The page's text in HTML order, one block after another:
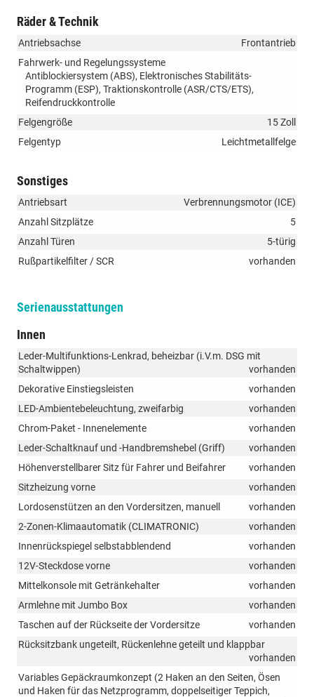
Räder & Technik
Antriebsachse
Frontantrieb
Fahrwerk- und Regelungssysteme
Antiblockiersystem (ABS), Elektronisches Stabilitäts-
Programm (ESP), Traktionskontrolle (ASR/CTS/ETS),
Reifendruckkontrolle
Felgengröße
15 Zoll
Felgentyp
Leichtmetallfelge
Sonstiges
Antriebsart
Verbrennungsmotor (ICE)
Anzahl Sitzplätze
5
Anzahl Türen
5-türig
Rußpartikelfilter / SCR
vorhanden
Serienausstattungen
Innen
Leder-Multifunktions-Lenkrad, beheizbar (i.V.m. DSG mit
Schaltwippen)
vorhanden
Dekorative Einstiegsleisten
vorhanden
LED-Ambientebeleuchtung, zweifarbig
vorhanden
Chrom-Paket - Innenelemente
vorhanden
Leder-Schaltknauf und -Handbremshebel (Griff)
vorhanden
Höhenverstellbarer Sitz für Fahrer und Beifahrer
vorhanden
Sitzheizung vorne
vorhanden
Lordosenstützen an den Vordersitzen, manuell
vorhanden
2-Zonen-Klimaautomatik (CLIMATRONIC)
vorhanden
Innenrückspiegel selbstabblendend
vorhanden
12V-Steckdose vorne
vorhanden
Mittelkonsole mit Getränkehalter
vorhanden
Armlehne mit Jumbo Box
vorhanden
Taschen auf der Rückseite der Vordersitze
vorhanden
Rücksitzbank ungeteilt, Rückenlehne geteilt und klappbar
vorhanden
Variables Gepäckraumkonzept (2 Haken an den Seiten, Ösen
und Haken für das Netzprogramm, doppelseitiger Teppich,